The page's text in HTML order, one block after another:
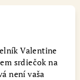
Valentine
srdiečok na
není vaša